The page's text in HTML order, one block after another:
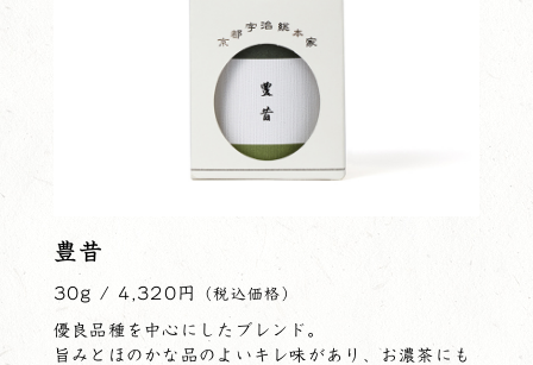
豊昔
30g / 4,320円 （税込価格）
優良品種を中心にしたブレンド。
旨みとほのかな品のよいキレ味があり、お濃茶にも